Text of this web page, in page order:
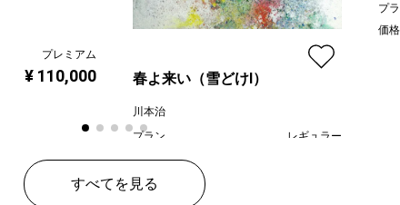
プレミアム
¥ 110,000 春よ来い（雪どけⅠ）
川本治
プラン
レギュラー
価格
プ
価格
すべてを見る